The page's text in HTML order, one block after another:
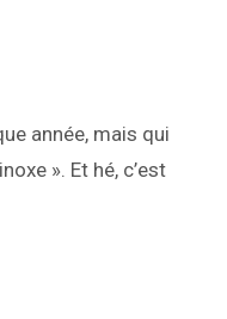
année, mais qui
». Et hé, c’est